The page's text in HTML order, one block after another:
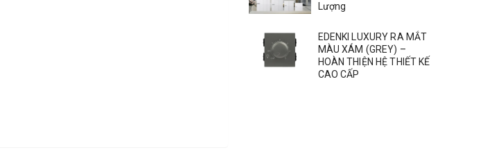
Lượng
EDENKI LUXURY RA MẮT
MÀU XÁM (GREY) –
HOÀN THIỆN HỆ THIẾT KẾ
CAO CẤP